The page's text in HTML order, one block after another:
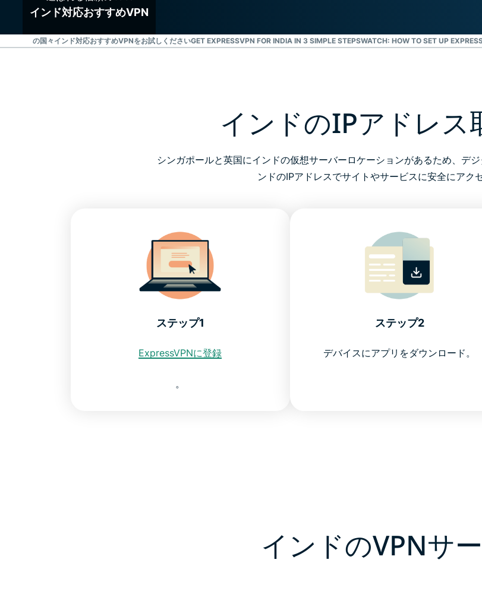
インド対応おすすめVPN
るその他の国々 インド対応おすすめVPNをお試しくださいGET EXPRESSVPN FOR INDIA IN 3 SIMPLE STEPSWATCH: HOW TO SET UP
インドのIPアドレス
シンガポールと英国にインドの仮想サーバーロケーションがあるため、デ
ンドのIPアドレスでサイトやサービスに安全にアク
ステップ1
ExpressVPNに登録
。
ステップ2
デバイスにアプリをダウンロード。
インドのVPNサ